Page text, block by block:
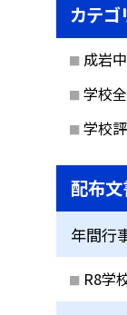
カテゴ
成岩
学校
学校
配布
年間行
R8学